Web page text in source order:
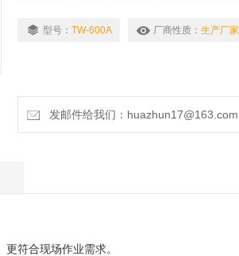
值。 型号： TW-600A 厂商性质： 生产厂家
发邮件给我们：huazhun17@163.com
符合现场作业需求。